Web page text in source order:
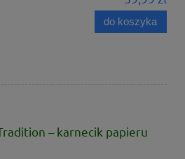
do koszyka
– karnecik papieru